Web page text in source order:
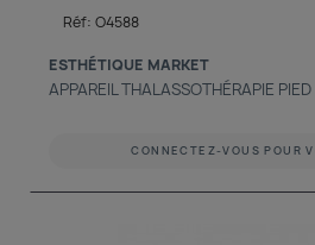
Réf: O4588
ESTHÉTIQUE MARKET
APPAREIL THALASSOTHÉRAPIE
CONNECTEZ-VOUS POUR